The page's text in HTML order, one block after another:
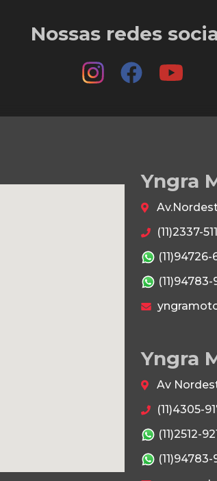
Nossas redes
Yngra
(11)2337-
(11)94726-
Yngra
Av
(11)4305-
(11)2512-